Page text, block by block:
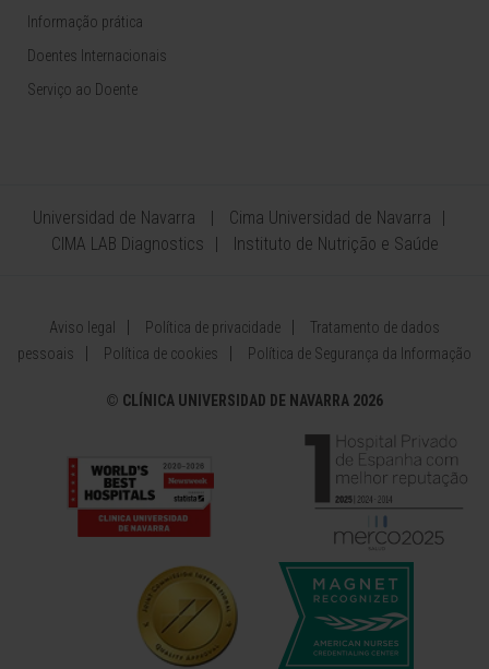
Informação prática
Doentes Internacionais
Serviço ao Doente
Universidad de Navarra
Cima Universidad de Navarra
CIMA LAB Diagnostics
Instituto de Nutrição e Saúde
Aviso legal Política de privacidade
Tratamento de dados
pessoais
Política de cookies Política de Segurança da Informação
© CLÍNICA UNIVERSIDAD DE NAVARRA 2026